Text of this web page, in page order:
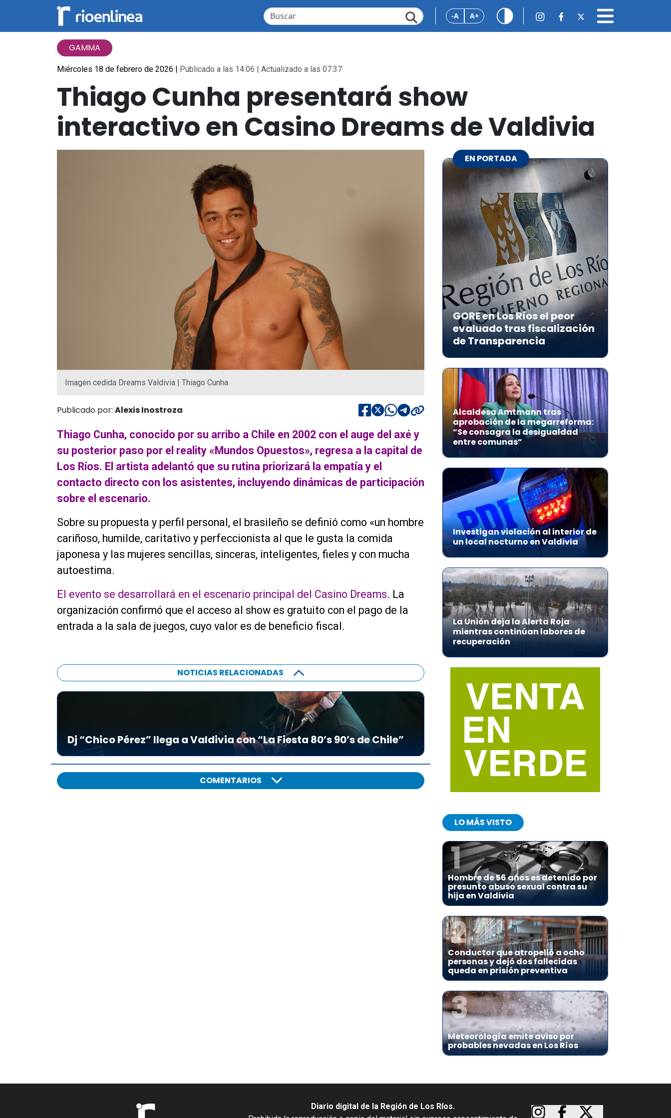
-A A+
GAMMA
Miércoles 18 de febrero de 2026 | Publicado a las 14:06 | Actualizado a las 07:37
Thiago Cunha presentará show
interactivo en Casino Dreams de Valdivia
Imagen cedida Dreams Valdivia | Thiago Cunha
Publicado por: Alexis Inostroza
Thiago Cunha, conocido por su arribo a Chile en 2002 con el auge del axé y
su posterior paso por el reality «Mundos Opuestos», regresa a la capital de
Los Ríos. El artista adelantó que su rutina priorizará la empatía y el
contacto directo con los asistentes, incluyendo dinámicas de participación
sobre el escenario.
Sobre su propuesta y perfil personal, el brasileño se definió como «un hombre
cariñoso, humilde, caritativo y perfeccionista al que le gusta la comida
japonesa y las mujeres sencillas, sinceras, inteligentes, fieles y con mucha
autoestima.
El evento se desarrollará en el escenario principal del Casino Dreams. La
organización confirmó que el acceso al show es gratuito con el pago de la
entrada a la sala de juegos, cuyo valor es de beneficio fiscal.
NOTICIAS RELACIONADAS
Dj “Chico Pérez” llega a Valdivia con “La Fiesta 80’s 90’s de Chile”
COMENTARIOS
EN PORTADA
GORE en Los Ríos el peor
evaluado tras fiscalización
de Transparencia
Alcaldesa Amtmann tras
aprobación de la megarreforma:
“Se consagra la desigualdad
entre comunas”
Investigan violación al interior de
un local nocturno en Valdivia
La Unión deja la Alerta Roja
mientras continúan labores de
recuperación
LO MÁS VISTO
1
Hombre de 56 años es detenido por
presunto abuso sexual contra su
hija en Valdivia
2
Conductor que atropelló a ocho
personas y dejó dos fallecidas
queda en prisión preventiva
3
Meteorología emite aviso por
probables nevadas en Los Ríos
Diario digital de la Región de Los Ríos.